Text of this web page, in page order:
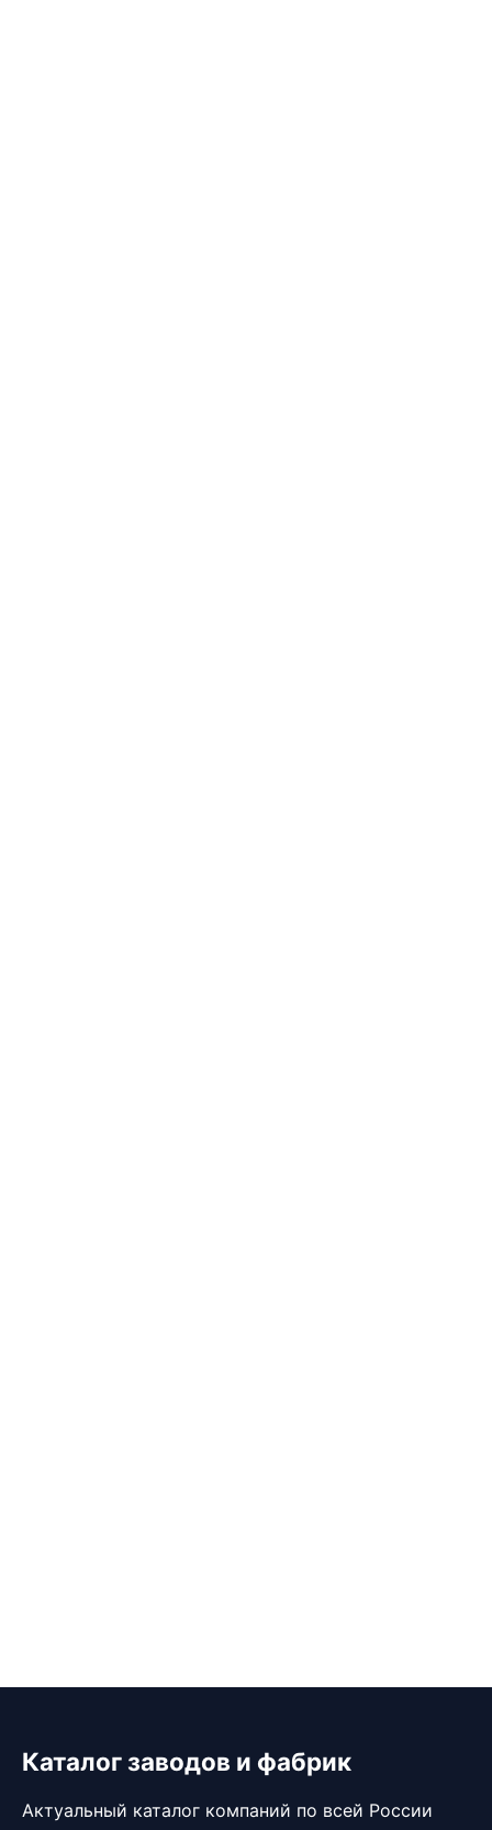
Каталог заводов и фабрик
Актуальный каталог компаний по всей России